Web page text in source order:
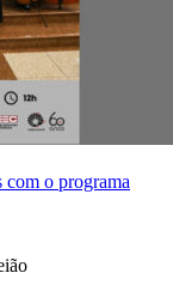
com o programa